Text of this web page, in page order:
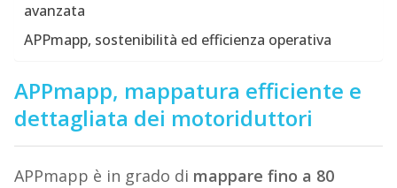
avanzata
APPmapp, sostenibilità ed efficienza operativa
APPmapp, mappatura efficiente e
dettagliata dei motoriduttori
APPmapp è in grado di mappare fino a 80